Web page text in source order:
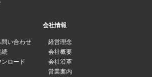
い合わせ
続
ロード
会社情報
経営理念
会社概要
会社沿革
営業案内